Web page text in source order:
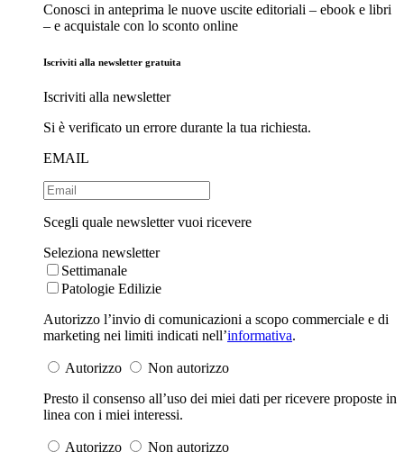
Conosci in anteprima le nuove uscite editoriali – ebook e libri
– e acquistale con lo sconto online
Iscriviti alla newsletter gratuita
Iscriviti alla newsletter
Si è verificato un errore durante la tua richiesta.
EMAIL
Scegli quale newsletter vuoi ricevere
Seleziona newsletter
Settimanale
Patologie Edilizie
Autorizzo l’invio di comunicazioni a scopo commerciale e di
marketing nei limiti indicati nell’informativa.
Autorizzo
Non autorizzo
Presto il consenso all’uso dei miei dati per ricevere proposte in
linea con i miei interessi.
Autorizzo Non autorizzo